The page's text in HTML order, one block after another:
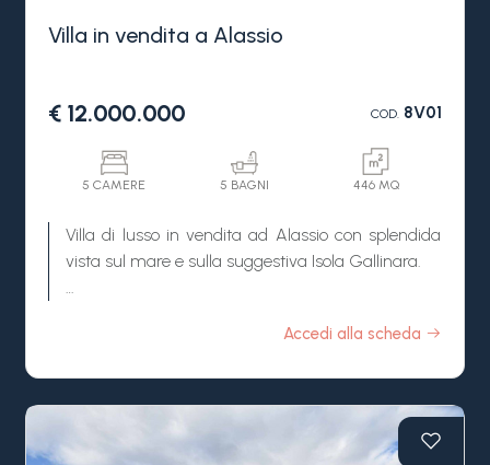
Villa in vendita a Alassio
€ 12.000.000 COD.8V01
5 CAMERE 5 BAGNI 446 MQ
Villa di lusso in vendita ad Alassio con splendida
vista sul mare e sulla suggestiva Isola Gallinara.
esclusiva in posizione unica, realizzata con
ed elegante. Gli ambienti raffinati di questa villa in
vendita, collegati tra loro da un comodo ascensore
Accedi alla scheda